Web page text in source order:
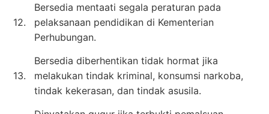
12.
Bersedia mentaati segala peraturan pada
pelaksanaan pendidikan di Kementerian
Perhubungan.
13.
Bersedia diberhentikan tidak hormat jika
melakukan tindak kriminal, konsumsi narkoba,
tindak kekerasan, dan tindak asusila.